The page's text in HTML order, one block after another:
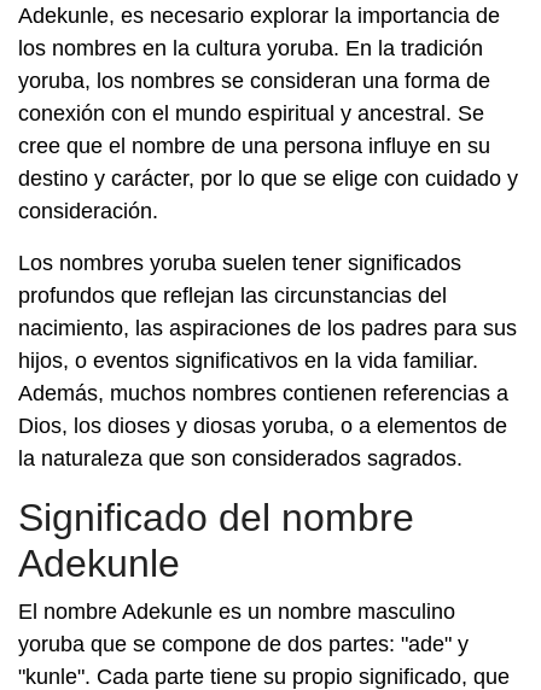
Adekunle, es necesario explorar la importancia de
los nombres en la cultura yoruba. En la tradición
yoruba, los nombres se consideran una forma de
conexión con el mundo espiritual y ancestral. Se
cree que el nombre de una persona influye en su
destino y carácter, por lo que se elige con cuidado y
consideración.
Los nombres yoruba suelen tener significados
profundos que reflejan las circunstancias del
nacimiento, las aspiraciones de los padres para sus
hijos, o eventos significativos en la vida familiar.
Además, muchos nombres contienen referencias a
Dios, los dioses y diosas yoruba, o a elementos de
la naturaleza que son considerados sagrados.
Significado del nombre
Adekunle
El nombre Adekunle es un nombre masculino
yoruba que se compone de dos partes: "ade" y
"kunle". Cada parte tiene su propio significado, que